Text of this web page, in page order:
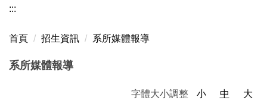
:::
首頁 招生資訊 系所媒體報導
系所媒體報導
字體大小調整 小 中 大